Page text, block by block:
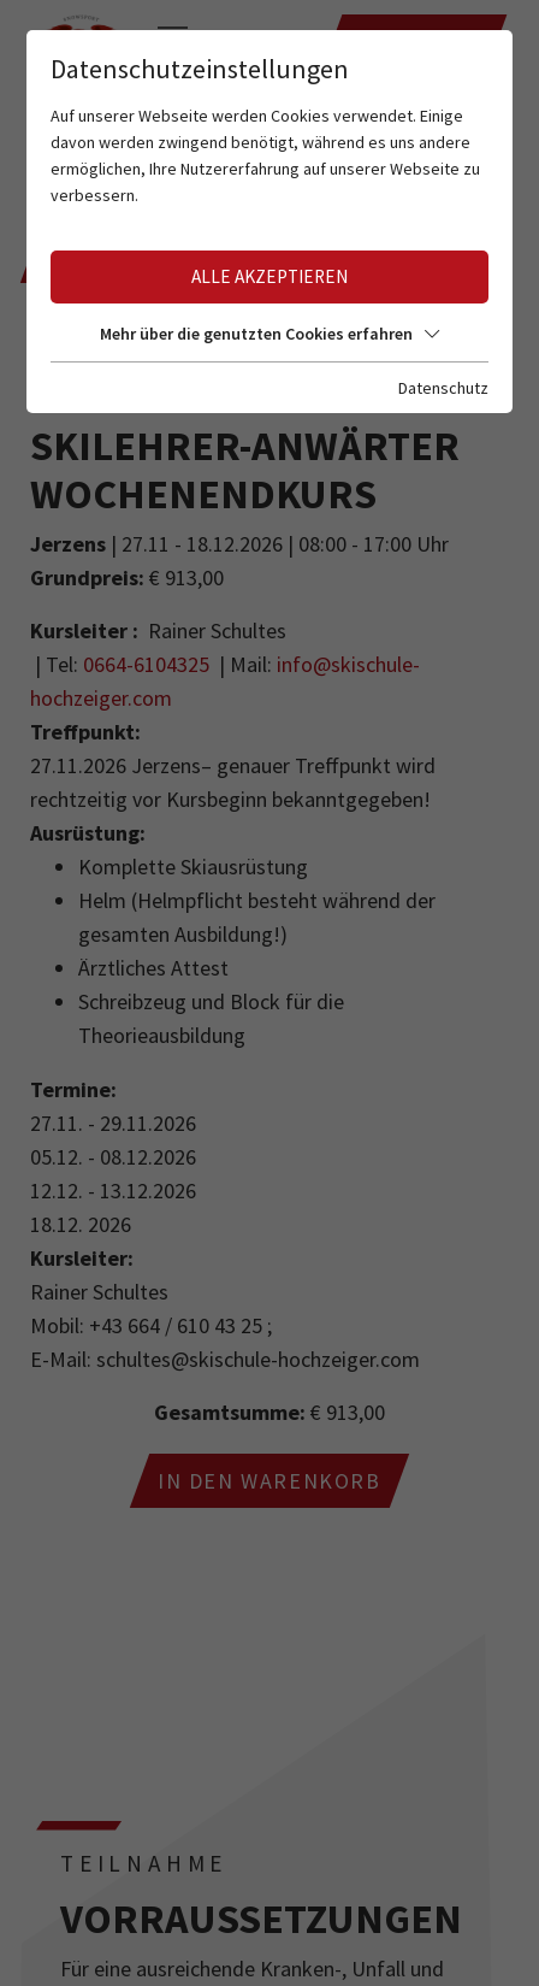
ZURÜCK
SKILEHRER-ANWÄRTER
WOCHENENDKURS
Jerzens | 27.11 - 18.12.2026 | 08:00 - 17:00 Uhr
Grundpreis: € 913,00
Kursleiter : Rainer Schultes
| Tel: 0664-6104325 | Mail: info@skischule-
hochzeiger.com
Treffpunkt:
27.11.2026 Jerzens– genauer Treffpunkt wird
rechtzeitig vor Kursbeginn bekanntgegeben!
Ausrüstung:
Komplette Skiausrüstung
Helm (Helmpflicht besteht während der
gesamten Ausbildung!)
Ärztliches Attest
Schreibzeug und Block für die
Theorieausbildung
Termine:
27.11. - 29.11.2026
05.12. - 08.12.2026
12.12. - 13.12.2026
18.12. 2026
Kursleiter:
Rainer Schultes
Mobil: +43 664 / 610 43 25 ;
E-Mail: schultes@skischule-hochzeiger.com
Gesamtsumme: € 913,00
IN DEN WARENKORB
TEILNAHME
VORRAUSSETZUNGEN
Für eine ausreichende Kranken-, Unfall und
Datenschutzeinstellungen
Auf unserer Webseite werden Cookies verwendet. Einige
davon werden zwingend benötigt, während es uns andere
ermöglichen, Ihre Nutzererfahrung auf unserer Webseite zu
verbessern.
ALLE AKZEPTIEREN
Mehr über die genutzten Cookies erfahren
Datenschutz